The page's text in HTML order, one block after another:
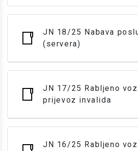
JN 18/25 Nabava
(servera)
JN 17/25 Rabljeno
prijevoz invalida
JN 16/25 Rabljeno